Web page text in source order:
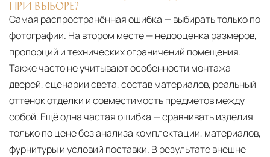
ПРИ ВЫБОРЕ?
Самая распространённая ошибка — выбирать только по
фотографии. На втором месте — недооценка размеров,
пропорций и технических ограничений помещения.
Также часто не учитывают особенности монтажа
дверей, сценарии света, состав материалов, реальный
оттенок отделки и совместимость предметов между
собой. Ещё одна частая ошибка — сравнивать изделия
только по цене без анализа комплектации, материалов,
фурнитуры и условий поставки. В результате внешне